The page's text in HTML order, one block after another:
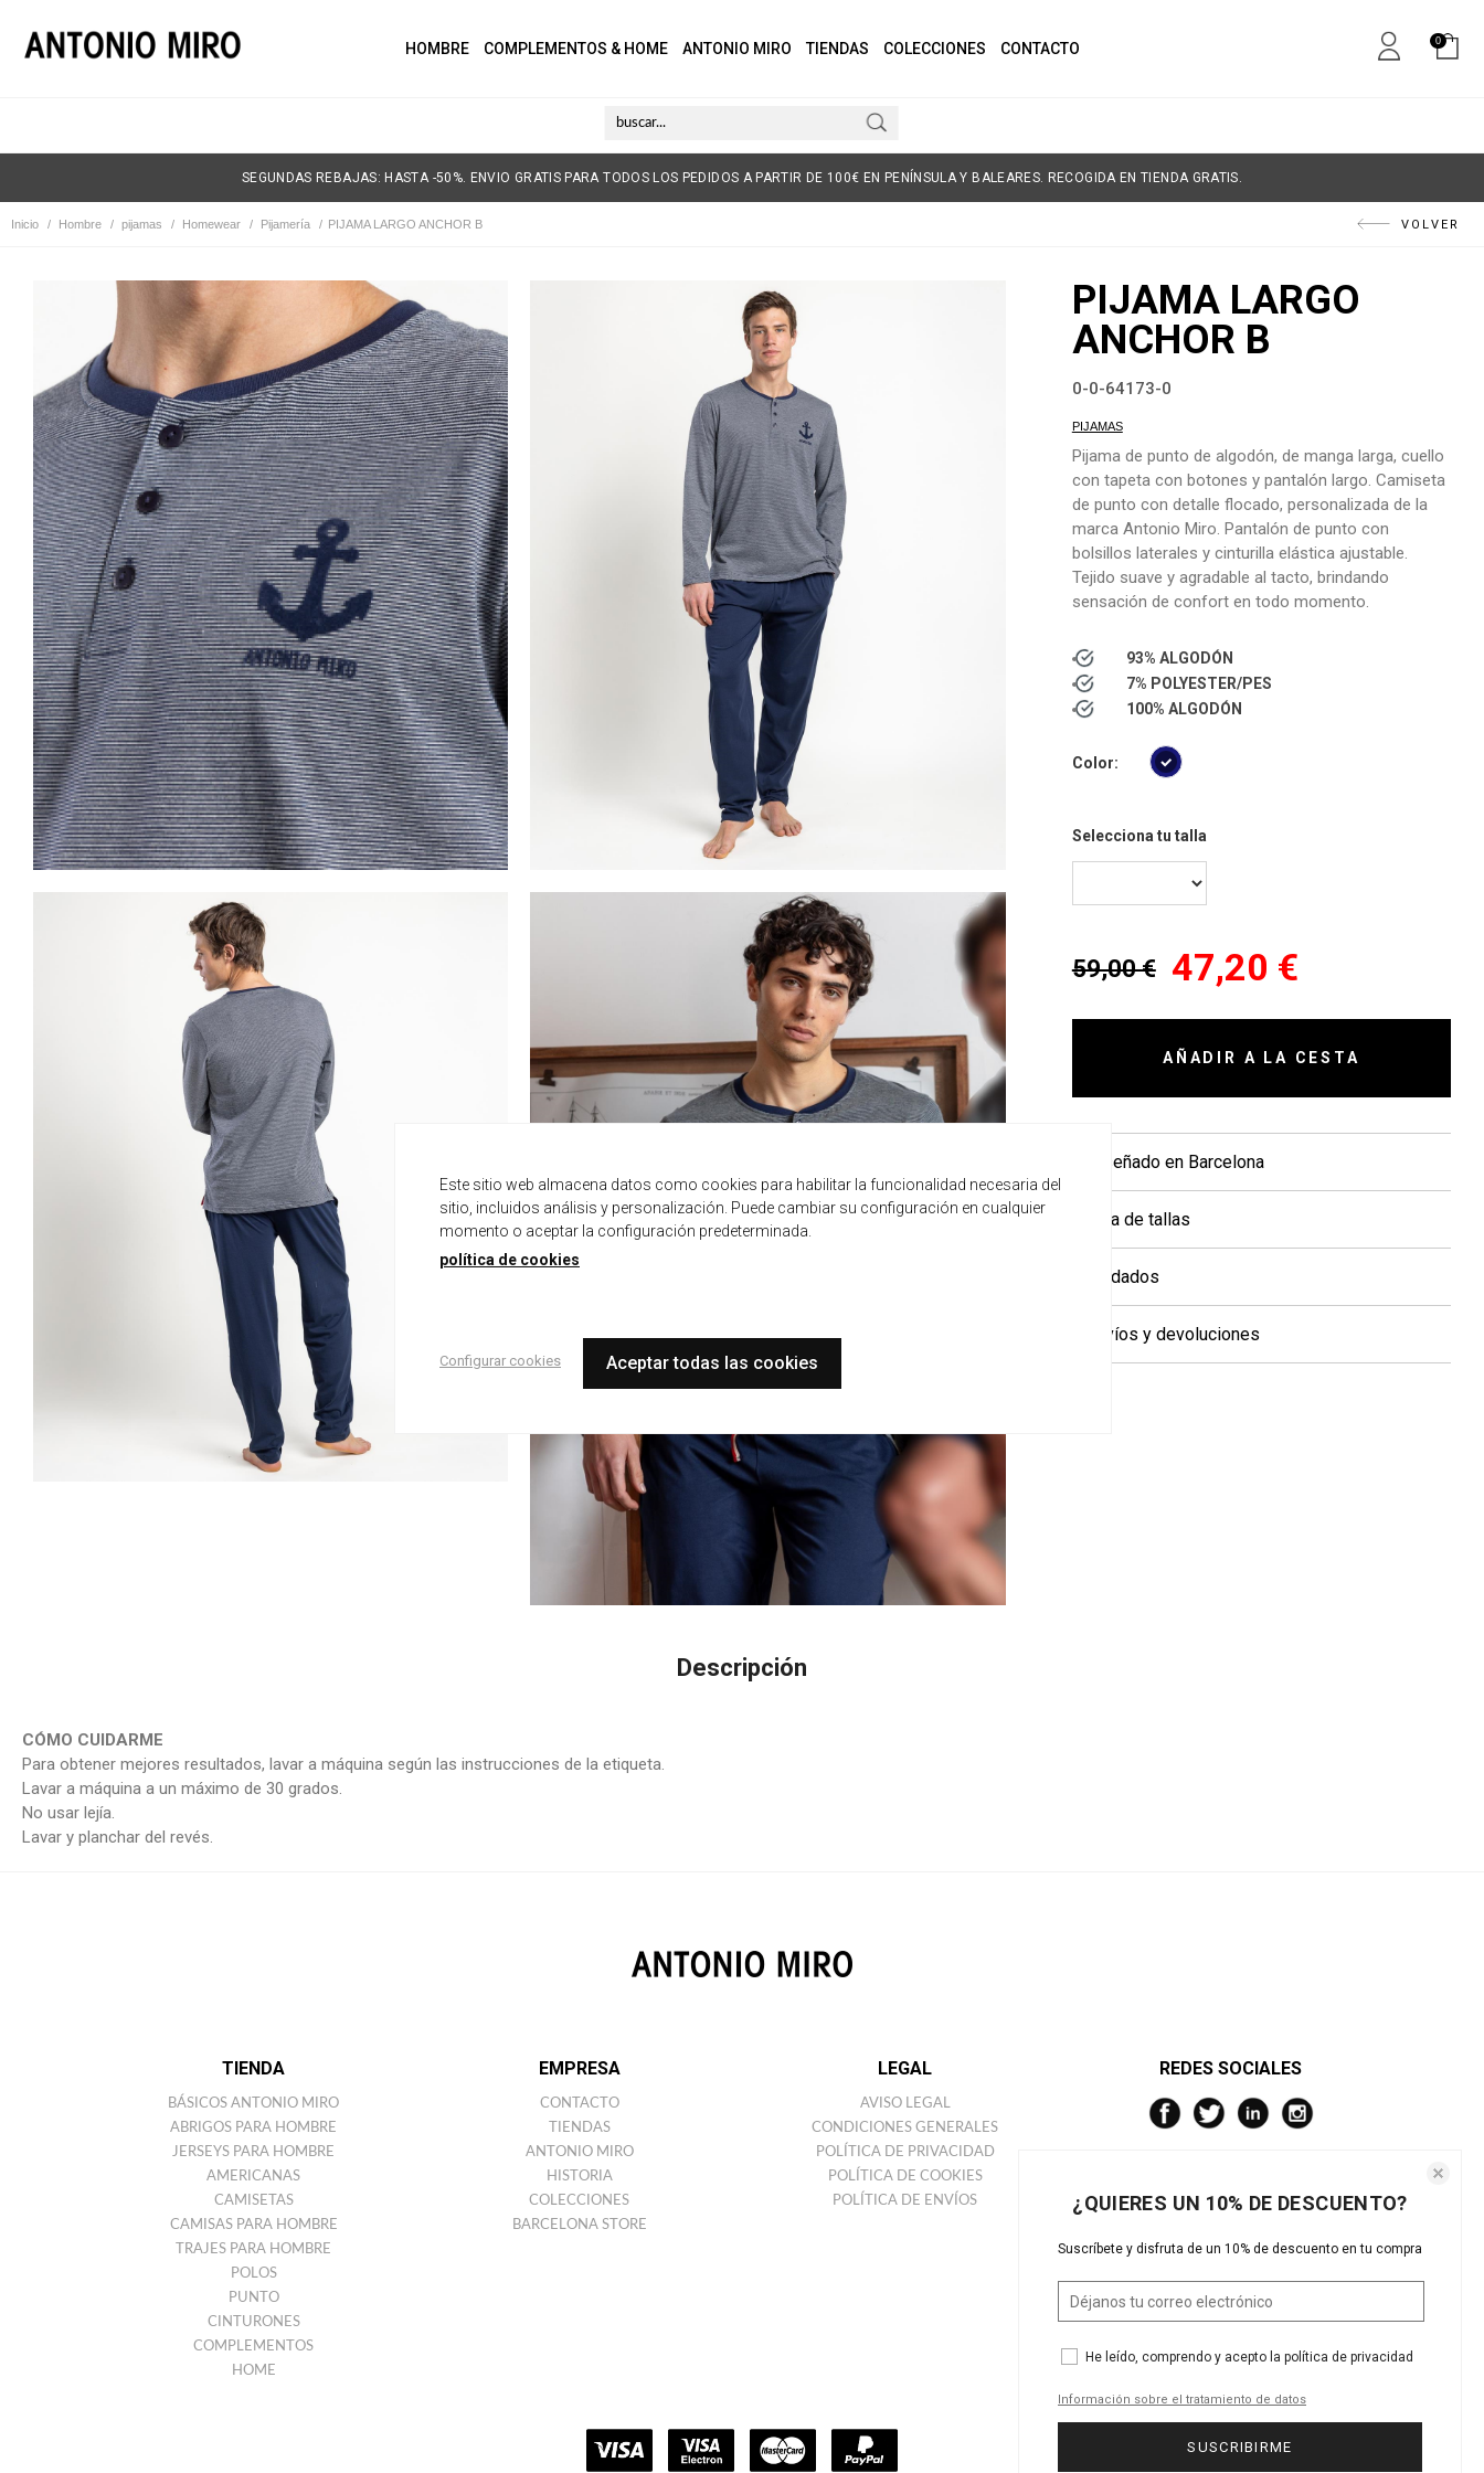
0
HOMBRE COMPLEMENTOS & HOME ANTONIO MIRO TIENDAS COLECCIONES CONTACTO
SEGUNDAS REBAJAS: HASTA -50%. ENVIO GRATIS PARA TODOS LOS PEDIDOS A PARTIR DE 100€ EN PENÍNSULA Y BALEARES. RECOGIDA EN TIENDA GRATIS.
Inicio / Hombre / pijamas / Homewear / Pijamería / PIJAMA LARGO ANCHOR B VOLVER
PIJAMA LARGO
ANCHOR B
0-0-64173-0
PIJAMAS
Pijama de punto de algodón, de manga larga, cuello
con tapeta con botones y pantalón largo. Camiseta
de punto con detalle flocado, personalizada de la
marca Antonio Miro. Pantalón de punto con
bolsillos laterales y cinturilla elástica ajustable.
Tejido suave y agradable al tacto, brindando
sensación de confort en todo momento.
93% ALGODÓN
7% POLYESTER/PES
100% ALGODÓN
Color:
Selecciona tu talla
59,00 € 47,20 €
AÑADIR A LA CESTA
+ Diseñado en Barcelona
+ Guía de tallas
+ Cuidados
+ Envíos y devoluciones
Descripción
CÓMO CUIDARME
Para obtener mejores resultados, lavar a máquina según las instrucciones de la etiqueta.
Lavar a máquina a un máximo de 30 grados.
No usar lejía.
Lavar y planchar del revés.
TIENDA
BÁSICOS ANTONIO MIRO
ABRIGOS PARA HOMBRE
JERSEYS PARA HOMBRE
AMERICANAS
CAMISETAS
CAMISAS PARA HOMBRE
TRAJES PARA HOMBRE
POLOS
PUNTO
CINTURONES
COMPLEMENTOS
HOME
EMPRESA
CONTACTO
TIENDAS
ANTONIO MIRO
HISTORIA
COLECCIONES
BARCELONA STORE
LEGAL
AVISO LEGAL
CONDICIONES GENERALES
POLÍTICA DE PRIVACIDAD
POLÍTICA DE COOKIES
POLÍTICA DE ENVÍOS
REDES SOCIALES
Este sitio web almacena datos como cookies para habilitar la funcionalidad necesaria del
sitio, incluidos análisis y personalización. Puede cambiar su configuración en cualquier
momento o aceptar la configuración predeterminada.
política de cookies
Configurar cookies Aceptar todas las cookies
¿QUIERES UN 10% DE DESCUENTO?
Suscríbete y disfruta de un 10% de descuento en tu compra
He leído, comprendo y acepto la política de privacidad
Información sobre el tratamiento de datos
SUSCRIBIRME